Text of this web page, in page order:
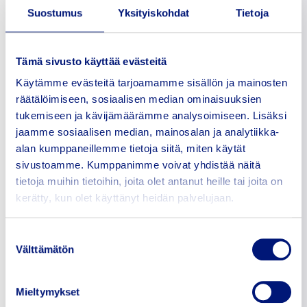
Suostumus Yksityiskohdat Tietoja
Tämä sivusto käyttää evästeitä
Käytämme evästeitä tarjoamamme sisällön ja mainosten
räätälöimiseen, sosiaalisen median ominaisuuksien
tukemiseen ja kävijämäärämme analysoimiseen. Lisäksi
jaamme sosiaalisen median, mainosalan ja analytiikka-
alan kumppaneillemme tietoja siitä, miten käytät
sivustoamme. Kumppanimme voivat yhdistää näitä
tietoja muihin tietoihin, joita olet antanut heille tai joita on
kerätty, kun olet käyttänyt heidän palvelujaan.
valinta
Välttämätön
Mieltymykset
Taloudellista etua voi olla
edullinen laina, takausehdot,
perimättä jne. Taloudellinen
etu määritellään FSR-laissa
hyvinkin laajalla
taloudellisten etujen kirjolla.
FSR -lakia sovelletaan sekä
yritysjärjestelyissä että
hankintamenettelyissä
kaikilla toimialoilla.
Hankintamenettelyissä lain
soveltamisen taloudellinen
raja on määritelty siten, että
miljoonan euron arvoinen, ja
vähintään 4 miljoonan euron
suuruisella määrällä